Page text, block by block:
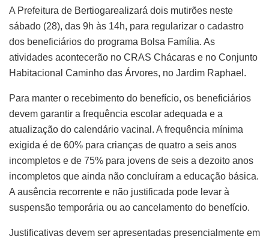
A Prefeitura de Bertiogarealizará dois mutirões neste
sábado (28), das 9h às 14h, para regularizar o cadastro
dos beneficiários do programa Bolsa Família. As
atividades acontecerão no CRAS Chácaras e no Conjunto
Habitacional Caminho das Árvores, no Jardim Raphael.
Para manter o recebimento do benefício, os beneficiários
devem garantir a frequência escolar adequada e a
atualização do calendário vacinal. A frequência mínima
exigida é de 60% para crianças de quatro a seis anos
incompletos e de 75% para jovens de seis a dezoito anos
incompletos que ainda não concluíram a educação básica.
A ausência recorrente e não justificada pode levar à
suspensão temporária ou ao cancelamento do benefício.
Justificativas devem ser apresentadas presencialmente em